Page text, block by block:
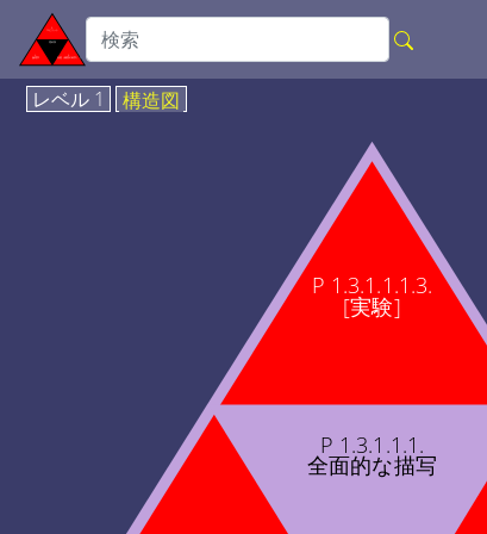
レベル 1 構造図
P 1.3.1.1.1.
全面的な描写
P 1.3.1.1.1.3.
[実験]